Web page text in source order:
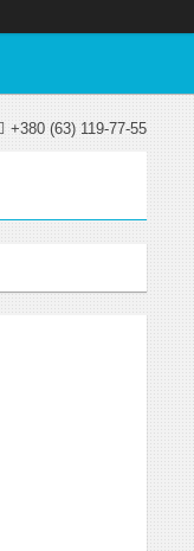
+380 (63) 119-77-55